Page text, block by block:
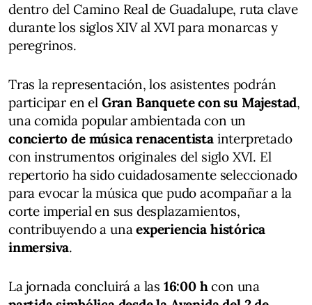
dentro del Camino Real de Guadalupe, ruta clave
durante los siglos XIV al XVI para monarcas y
peregrinos.
Tras la representación, los asistentes podrán
participar en el Gran Banquete con su Majestad,
una comida popular ambientada con un
concierto de música renacentistainterpretado
con instrumentos originales del siglo XVI. El
repertorio ha sido cuidadosamente seleccionado
para evocar la música que pudo acompañar a la
corte imperial en sus desplazamientos,
contribuyendo a unaexperiencia histórica
inmersiva.
La jornada concluirá a las 16:00 hcon una